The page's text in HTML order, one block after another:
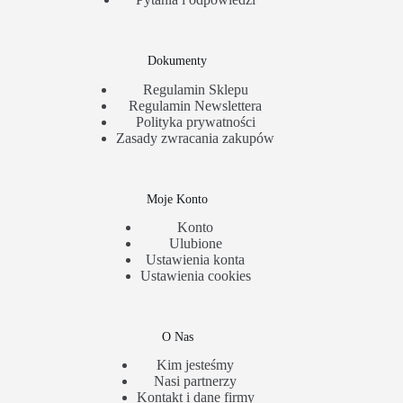
Dokumenty
Regulamin Sklepu
Regulamin Newslettera
Polityka prywatności
Zasady zwracania zakupów
Moje Konto
Konto
Ulubione
Ustawienia konta
Ustawienia cookies
O Nas
Kim jesteśmy
Nasi partnerzy
Kontakt i dane firmy